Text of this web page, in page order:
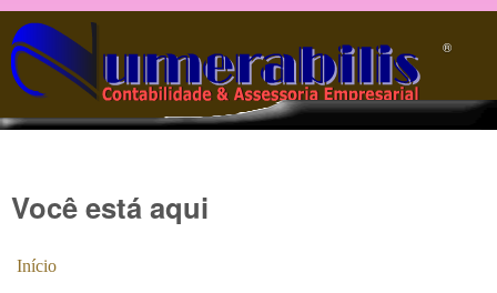
Pular para o conteúdo principal
®️
Você está aqui
Início